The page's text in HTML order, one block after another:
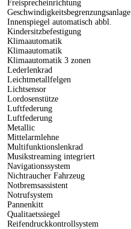
Freisprecheinrichtung
Geschwindigkeitsbegrenzungsanlage
Innenspiegel automatisch abbl.
Kindersitzbefestigung
Klimaautomatik
Klimaautomatik
Klimaautomatik 3 zonen
Lederlenkrad
Leichtmetallfelgen
Lichtsensor
Lordosenstütze
Luftfederung
Luftfederung
Metallic
Mittelarmlehne
Multifunktionslenkrad
Musikstreaming integriert
Navigationssystem
Nichtraucher Fahrzeug
Notbremsassistent
Notrufsystem
Pannenkitt
Qualitaetssiegel
Reifendruckkontrollsystem